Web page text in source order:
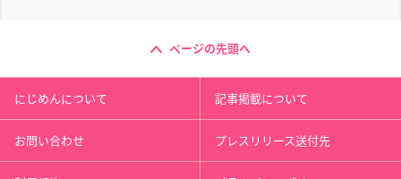
ページの先頭へ
にじめんについて 記事掲載について
お問い合わせ プレスリリース送付先